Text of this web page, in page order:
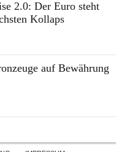
2.0: Der Euro steht
Kollaps
auf Bewährung
to content